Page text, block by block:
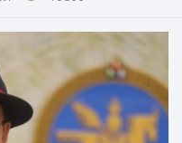
тунг оруулж ирэхээр